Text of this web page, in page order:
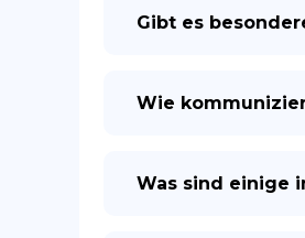
Gibt es
Wie
Was sind einige